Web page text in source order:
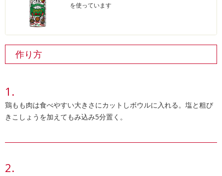
を使っています
作り方
鶏もも肉は食べやすい大きさにカットしボウルに入れる。塩と粗び
きこしょうを加えてもみ込み5分置く。